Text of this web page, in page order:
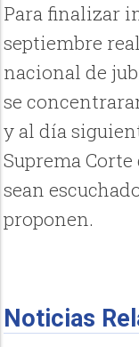
Para finalizar
septiembre
nacional de
se
y al día
Suprema
sean
proponen.
Noticias